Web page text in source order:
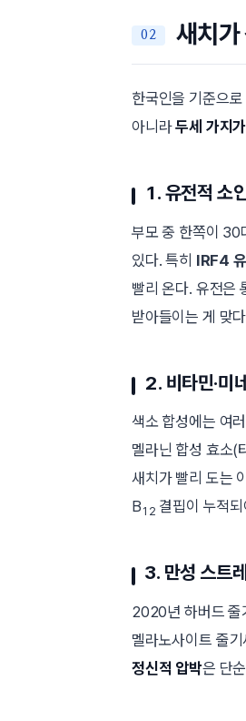
새치
한국인을 기준으
아니라두세 가지
1. 유전적 소
부모 중 한쪽이 30
있다. 특히 IRF4
빨리 온다. 유전은
받아들이는 게 맞
2. 비타민·미
색소 합성에는 여
멜라닌 합성 효소(
새치가 빨리 도는
B 12 결핍이 누적
3. 만성 스트
2020년 하버드
멜라노사이트 줄
정신적 압박은 단